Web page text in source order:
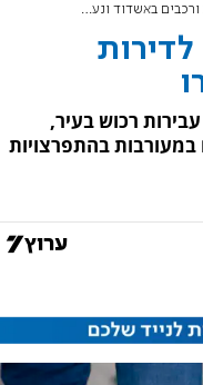
באשדוד ונעצרו
רכוש בעיר,
בהתפרצויות